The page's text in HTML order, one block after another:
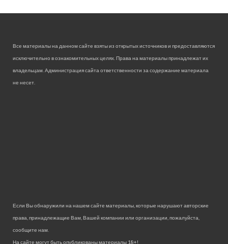
Все материалы на данном сайте взяты из открытых источников и предоставляются
исключительно в ознакомительных целях. Права на материалы принадлежат их
владельцам. Администрация сайта ответственности за содержание материала
не несет.
Если Вы обнаружили на нашем сайте материалы, которые нарушают авторские
права, принадлежащие Вам, Вашей компании или организации, пожалуйста,
сообщите нам.
На сайте могут быть опубликованы материалы 18+!